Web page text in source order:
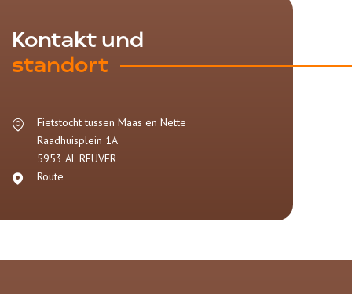
Kontakt und
standort
Fietstocht tussen Maas en Nette
Raadhuisplein 1A
5953 AL REUVER
Route